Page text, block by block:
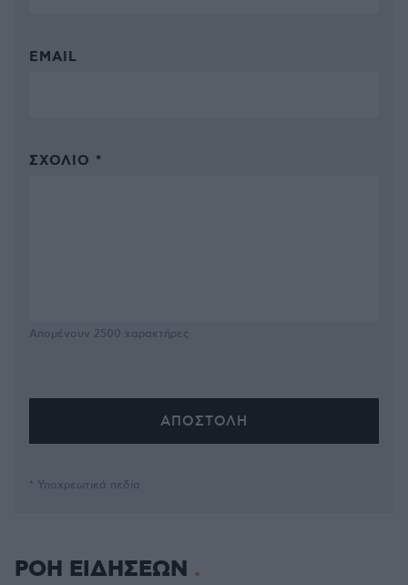
EMAIL
ΣΧΌΛΙΟ *
Απομένουν 2500 χαρακτήρες
* Υποχρεωτικά πεδία
ΡΟΗ ΕΙΔΗΣΕΩΝ